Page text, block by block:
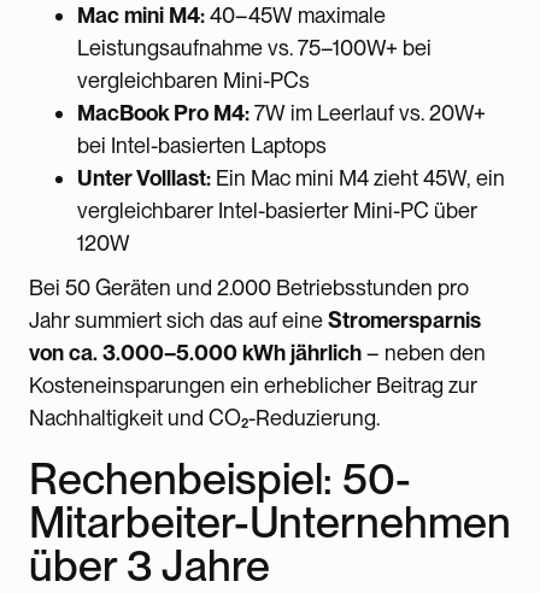
Mac mini M4:40–45W maximale
Leistungsaufnahme vs. 75–100W+ bei
vergleichbaren Mini-PCs
MacBook Pro M4:7W im Leerlauf vs. 20W+
bei Intel-basierten Laptops
Unter Volllast: Ein Mac mini M4 zieht 45W, ein
vergleichbarer Intel-basierter Mini-PC über
120W
Bei 50 Geräten und 2.000 Betriebsstunden pro
Jahr summiert sich das auf eineStromersparnis
von ca. 3.000–5.000 kWh jährlich– neben den
Kosteneinsparungen ein erheblicher Beitrag zur
Nachhaltigkeit und CO₂-Reduzierung.
Rechenbeispiel: 50-
Mitarbeiter-Unternehmen
über 3 Jahre